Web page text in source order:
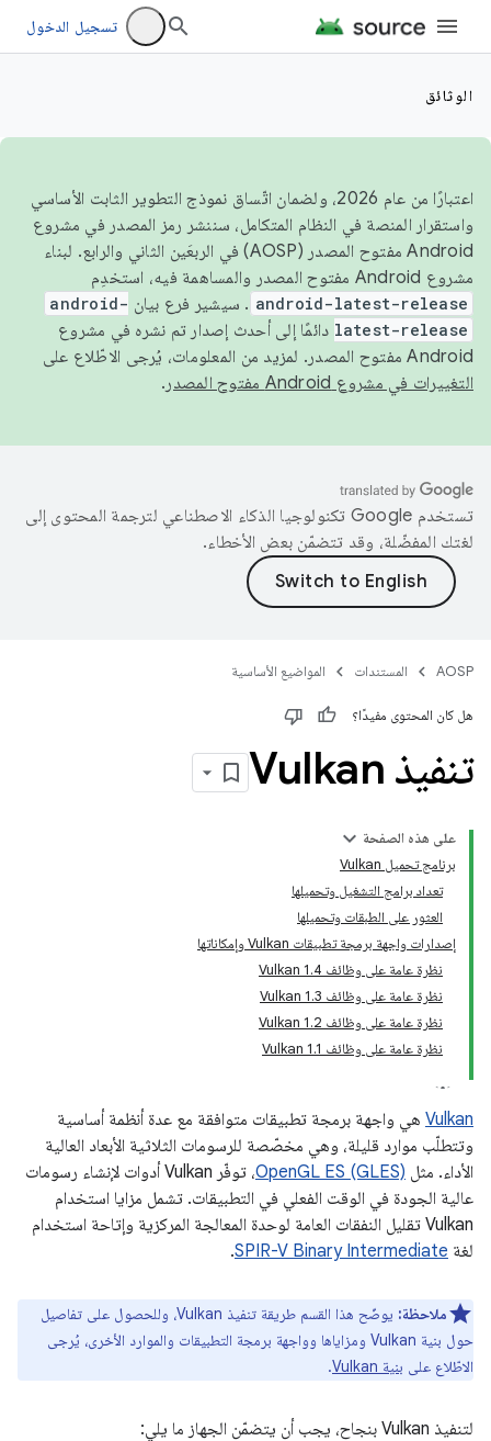
تسجيل الدخول
الوثائق
اعتبارًا من عام 2026، ولضمان اتّساق نموذج التطوير الثابت الأساسي
واستقرار المنصة في النظام المتكامل، سننشر رمز المصدر في مشروع
Android مفتوح المصدر (AOSP) في الربعَين الثاني والرابع. لبناء
مشروع Android مفتوح المصدر والمساهمة فيه، استخدِم
android-latest-release . سيشير فرع بيان android-
latest-release دائمًا إلى أحدث إصدار تم نشره في مشروع
Android مفتوح المصدر. لمزيد من المعلومات، يُرجى الاطّلاع على
التغييرات في مشروع Android مفتوح المصدر
.
تستخدم Google تكنولوجيا الذكاء الاصطناعي لترجمة المحتوى إلى
لغتك المفضّلة، وقد تتضمّن بعض الأخطاء.
AOSP المستندات المواضيع الأساسية
هل كان المحتوى مفيدًا؟
تنفيذ Vulkan
على هذه الصفحة
برنامج تحميل Vulkan
تعداد برامج التشغيل وتحميلها
العثور على الطبقات وتحميلها
إصدارات واجهة برمجة تطبيقات Vulkan وإمكاناتها
نظرة عامة على وظائف Vulkan 1.4
نظرة عامة على وظائف Vulkan 1.3
نظرة عامة على وظائف Vulkan 1.2
نظرة عامة على وظائف Vulkan 1.1
Vulkan هي واجهة برمجة تطبيقات متوافقة مع عدة أنظمة أساسية
وتتطلّب موارد قليلة، وهي مخصّصة للرسومات الثلاثية الأبعاد العالية
الأداء. مثل OpenGL ES (GLES)
، توفّر Vulkan أدوات لإنشاء رسومات
عالية الجودة في الوقت الفعلي في التطبيقات. تشمل مزايا استخدام
Vulkan تقليل النفقات العامة لوحدة المعالجة المركزية وإتاحة استخدام
لغة SPIR-V Binary Intermediate
.
ملاحظة:
يوضّح هذا القسم طريقة تنفيذ Vulkan، وللحصول على تفاصيل
حول بنية Vulkan ومزاياها وواجهة برمجة التطبيقات والموارد الأخرى، يُرجى
الاطّلاع على بنية Vulkan .
لتنفيذ Vulkan بنجاح، يجب أن يتضمّن الجهاز ما يلي: